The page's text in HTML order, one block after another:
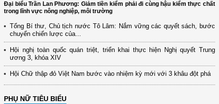
Đại biểu Trần Lan Phương: Giảm tiền kiểm phải đi cùng hậu kiểm thực chất
trong lĩnh vực nông nghiệp, môi trường
Tổng Bí thư, Chủ tịch nước Tô Lâm: Nắm vững các quyết sách, bước
chuyển chiến lược của...
Hội nghị toàn quốc quán triệt, triển khai thực hiện Nghị quyết Trung
ương 3, khóa XIV
Hội Chữ thập đỏ Việt Nam bước vào nhiệm kỳ mới với 3 khâu đột phá
PHỤ NỮ TIÊU BIỂU